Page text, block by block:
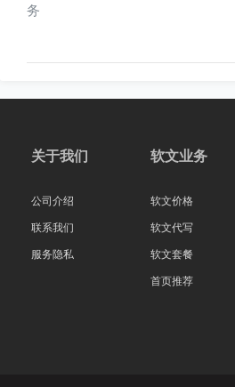
务
关于我们
公司介绍
联系我们
服务隐私
软文业务
软文价格
软文代写
软文套餐
首页推荐